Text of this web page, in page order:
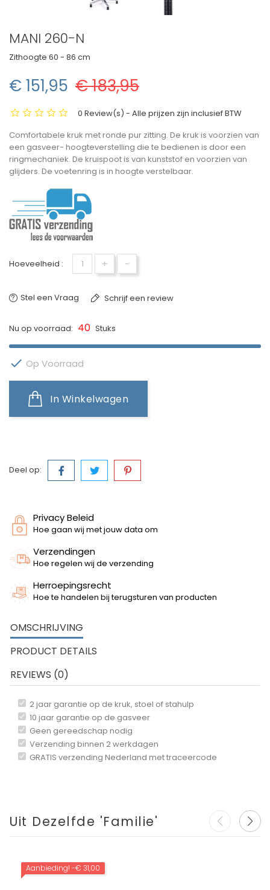
MANI 260-N
Zithoogte 60 - 86 cm
€ 151,95 € 183,95
0 Review(s) - Alle prijzen zijn inclusief BTW
Comfortabele kruk met ronde pur zitting. De kruk is voorzien van
een gasveer- hoogteverstelling die te bedienen is door een
ringmechaniek. De kruispoot is van kunststof en voorzien van
glijders. De voetenring is in hoogte verstelbaar.
Hoeveelheid : + -
Stel een Vraag Schrijf een review
Nu op voorraad: 40 Stuks
 Op Voorraad
In Winkelwagen
Deel op:
Privacy Beleid
Hoe gaan wij met jouw data om
Verzendingen
Hoe regelen wij de verzending
Herroepingsrecht
Hoe te handelen bij terugsturen van producten
OMSCHRIJVING
PRODUCT DETAILS
REVIEWS (0)
2 jaar garantie op de kruk, stoel of stahulp
10 jaar garantie op de gasveer
Geen gereedschap nodig
Verzending binnen 2 werkdagen
GRATIS verzending Nederland met traceercode
Uit Dezelfde 'Familie'
Aanbieding! -€ 31,00